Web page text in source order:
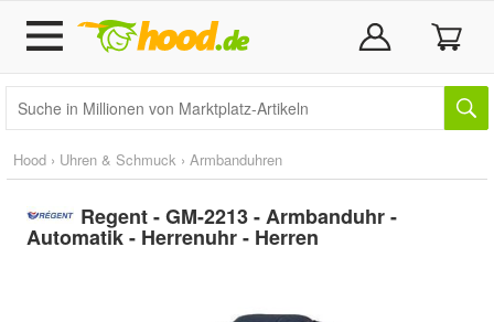
Hood › Uhren & Schmuck › Armbanduhren
Regent - GM-2213 - Armbanduhr -
Automatik - Herrenuhr - Herren